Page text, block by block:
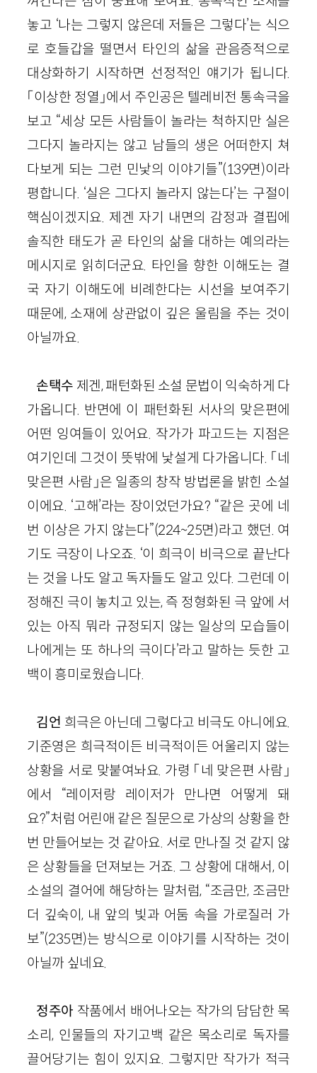
놓고 ‘나는 그렇지 않은데 저들은 그렇다’는 식으
로 호들갑을 떨면서 타인의 삶을 관음증적으로
대상화하기 시작하면 선정적인 얘기가 됩니다.
「이상한 정열」에서 주인공은 텔레비전 통속극을
보고 “세상 모든 사람들이 놀라는 척하지만 실은
그다지 놀라지는 않고 남들의 생은 어떠한지 쳐
다보게 되는 그런 민낯의 이야기들”(139면)이라
평합니다. ‘실은 그다지 놀라지 않는다’는 구절이
핵심이겠지요. 제겐 자기 내면의 감정과 결핍에
솔직한 태도가 곧 타인의 삶을 대하는 예의라는
메시지로 읽히더군요. 타인을 향한 이해도는 결
국 자기 이해도에 비례한다는 시선을 보여주기
때문에, 소재에 상관없이 깊은 울림을 주는 것이
아닐까요.
손택수 제겐, 패턴화된 소설 문법이 익숙하게 다
가옵니다. 반면에 이 패턴화된 서사의 맞은편에
어떤 잉여들이 있어요. 작가가 파고드는 지점은
여기인데 그것이 뜻밖에 낯설게 다가옵니다. 「네
맞은편 사람」은 일종의 창작 방법론을 밝힌 소설
이에요. ‘고해’라는 장이었던가요? “같은 곳에 네
번 이상은 가지 않는다”(224~25면)라고 했던. 여
기도 극장이 나오죠. ‘이 희극이 비극으로 끝난다
는 것을 나도 알고 독자들도 알고 있다. 그런데 이
정해진 극이 놓치고 있는, 즉 정형화된 극 앞에 서
있는 아직 뭐라 규정되지 않는 일상의 모습들이
나에게는 또 하나의 극이다’라고 말하는 듯한 고
백이 흥미로웠습니다.
김언 희극은 아닌데 그렇다고 비극도 아니에요.
기준영은 희극적이든 비극적이든 어울리지 않는
상황을 서로 맞붙여놔요. 가령 「네 맞은편 사람」
에서 “레이저랑 레이저가 만나면 어떻게 돼
요?”처럼 어린애 같은 질문으로 가상의 상황을 한
번 만들어보는 것 같아요. 서로 만나질 것 같지 않
은 상황들을 던져보는 거죠. 그 상황에 대해서, 이
소설의 결어에 해당하는 말처럼, “조금만, 조금만
더 깊숙이, 내 앞의 빛과 어둠 속을 가로질러 가
보”(235면)는 방식으로 이야기를 시작하는 것이
아닐까 싶네요.
정주아 작품에서 배어나오는 작가의 담담한 목
소리, 인물들의 자기고백 같은 목소리로 독자를
끌어당기는 힘이 있지요. 그렇지만 작가가 적극